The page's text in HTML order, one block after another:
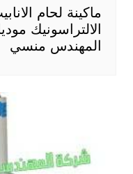
ماكينة لحام
المهندس منسي